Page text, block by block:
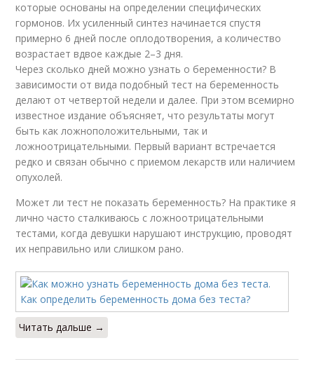
которые основаны на определении специфических
гормонов. Их усиленный синтез начинается спустя
примерно 6 дней после оплодотворения, а количество
возрастает вдвое каждые 2–3 дня.
Через сколько дней можно узнать о беременности? В
зависимости от вида подобный тест на беременность
делают от четвертой недели и далее. При этом всемирно
известное издание объясняет, что результаты могут
быть как ложноположительными, так и
ложноотрицательными. Первый вариант встречается
редко и связан обычно с приемом лекарств или наличием
опухолей.
Может ли тест не показать беременность? На практике я
лично часто сталкиваюсь с ложноотрицательными
тестами, когда девушки нарушают инструкцию, проводят
их неправильно или слишком рано.
Читать дальше →